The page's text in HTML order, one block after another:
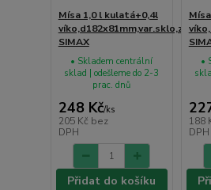
Mísa 1,0 l kulatá+0,4l
víko,d182x81mm,var.sklo,zapék.
SIMAX
248 Kč/ks
205 Kč bez
DPH
• Skladem centrální
sklad | odešleme do 2-3
prac. dnů
Přidat do košíku
188
DPH
•